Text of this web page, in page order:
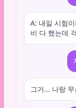
A: 내일 시험
비 다 했는데
그거... 나랑